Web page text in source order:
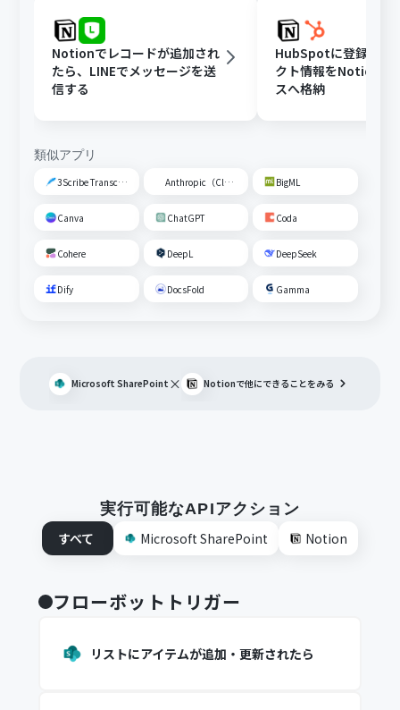
Notionでレコードが追加され
たら、LINEでメッセージを送
信する
HubSpotに登録され
クト情報をNotionデ
スへ格納
類似アプリ
3Scribe Transcription Anthropic（Claude） BigML
Canva ChatGPT Coda
Cohere DeepL DeepSeek
Dify DocsFold Gamma
Microsoft SharePoint × Notionで他にできることをみる
実行可能なAPIアクション
すべて
Microsoft SharePoint Notion
フローボットトリガー
リストにアイテムが追加・更新されたら